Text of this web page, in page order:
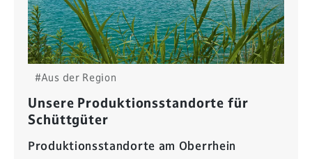
#Aus der Region
Unsere Produktionsstandorte für
Schüttgüter
Produktionsstandorte am Oberrhein